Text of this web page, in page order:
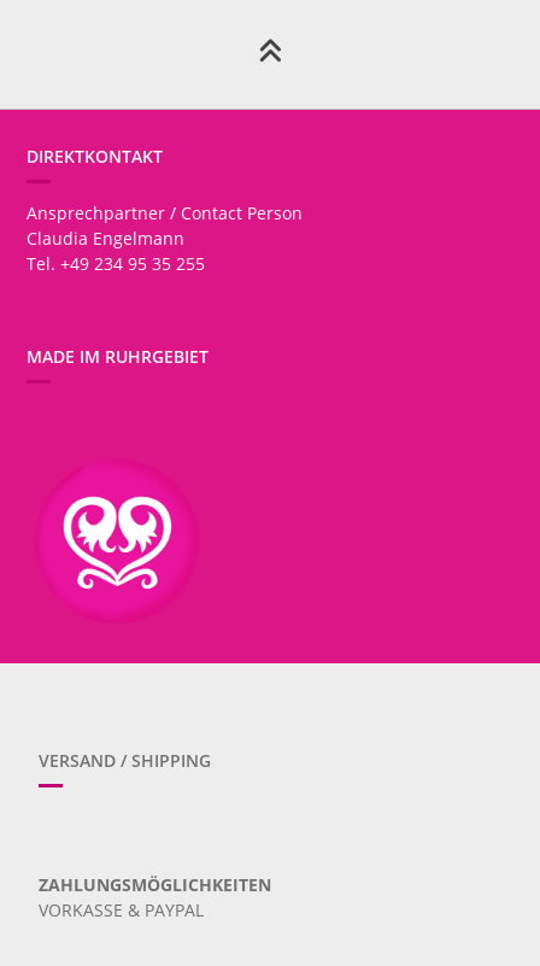
DIREKTKONTAKT
Ansprechpartner / Contact Person
Claudia Engelmann
Tel. +49 234 95 35 255
MADE IM RUHRGEBIET
VERSAND / SHIPPING
ZAHLUNGSMÖGLICHKEITEN
VORKASSE & PAYPAL